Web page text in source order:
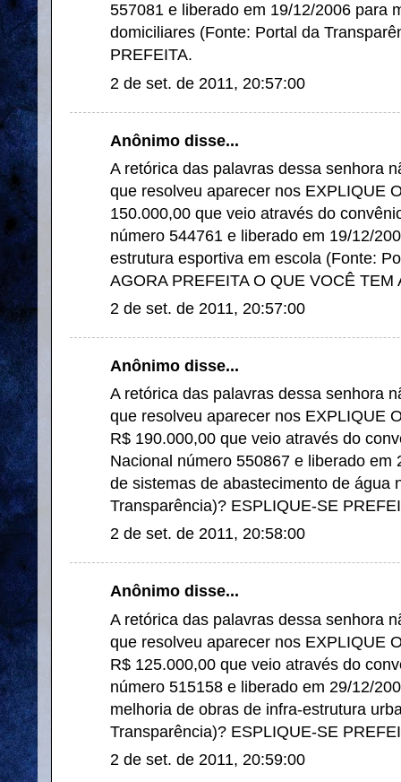
557081 e liberado em 19/12/2006 para
domiciliares (Fonte: Portal da
PREFEITA.
2 de set. de 2011, 20:57:00
Anônimo disse...
A retórica das palavras dessa senhora
que resolveu aparecer nos EXPLIQUE
150.000,00 que veio através do
número 544761 e liberado em 19/12/
estrutura esportiva em escola (Fonte:
AGORA PREFEITA O QUE VOCÊ TEM
2 de set. de 2011, 20:57:00
Anônimo disse...
A retórica das palavras dessa senhora
que resolveu aparecer nos EXPLIQUE
R$ 190.000,00 que veio através do
Nacional número 550867 e liberado em
de sistemas de abastecimento de água
Transparência)? ESPLIQUE-SE
2 de set. de 2011, 20:58:00
Anônimo disse...
A retórica das palavras dessa senhora
que resolveu aparecer nos EXPLIQUE
R$ 125.000,00 que veio através do
número 515158 e liberado em 29/12/
melhoria de obras de infra-estrutura
Transparência)? ESPLIQUE-SE
2 de set. de 2011, 20:59:00